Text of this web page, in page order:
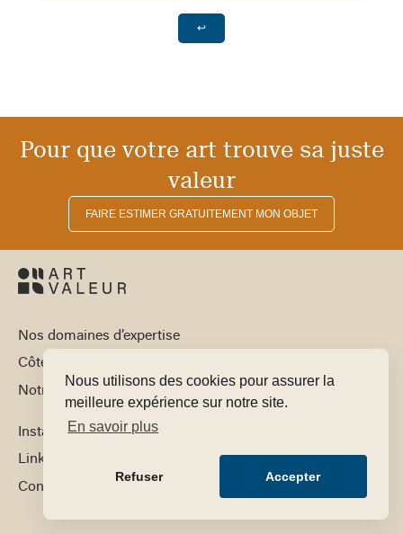
Nous utilisons des cookies pour assurer la
meilleure expérience sur notre site.
En savoir plus
Refuser Accepter
↩
Pour que votre art trouve sa juste
valeur
FAIRE ESTIMER GRATUITEMENT MON OBJET
Nos domaines d’expertise
Côte par artiste
Notre équipe
Instagram
LinkedIn
Contact